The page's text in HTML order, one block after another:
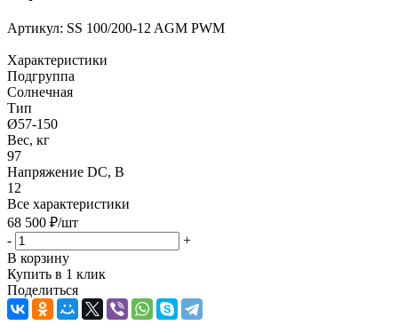
Артикул: SS 100/200-12 AGM PWM
Характеристики
Подгруппа
Солнечная
Тип
Ø57-150
Вес, кг
97
Напряжение DC, В
12
Все характеристики
68 500 ₽/шт
-
+
В корзину
Купить в 1 клик
Поделиться